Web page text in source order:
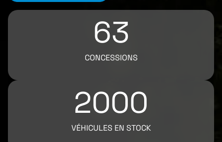
63
CONCESSIONS
2000
VÉHICULES EN STOCK